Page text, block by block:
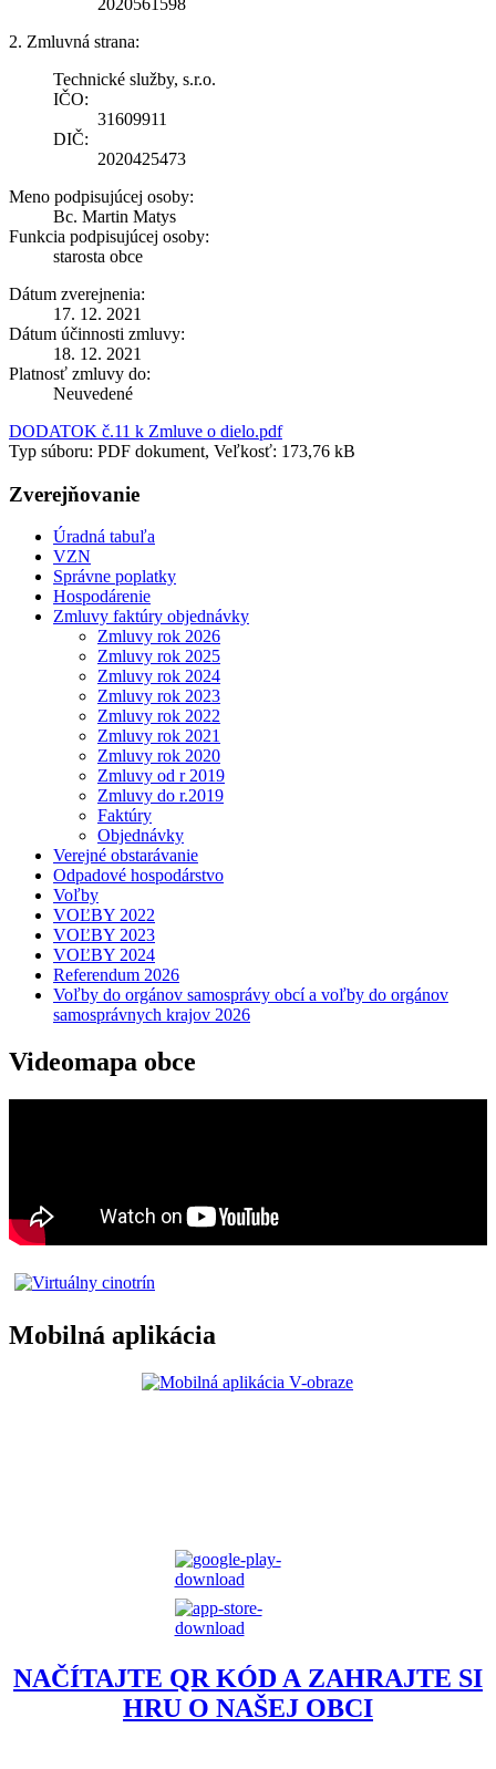
2. Zmluvná strana:
Technické služby, s.r.o.
IČO:
31609911
DIČ:
2020425473
Meno podpisujúcej osoby:
Bc. Martin Matys
Funkcia podpisujúcej osoby:
starosta obce
Dátum zverejnenia:
17. 12. 2021
Dátum účinnosti zmluvy:
18. 12. 2021
Platnosť zmluvy do:
Neuvedené
DODATOK č.11 k Zmluve o dielo.pdf
Typ súboru: PDF dokument, Veľkosť: 173,76 kB
Zverejňovanie
Úradná tabuľa
VZN
Správne poplatky
Hospodárenie
Zmluvy faktúry objednávky
Zmluvy rok 2026
Zmluvy rok 2025
Zmluvy rok 2024
Zmluvy rok 2023
Zmluvy rok 2022
Zmluvy rok 2021
Zmluvy rok 2020
Zmluvy od r 2019
Zmluvy do r.2019
Faktúry
Objednávky
Verejné obstarávanie
Odpadové hospodárstvo
Voľby
VOĽBY 2022
VOĽBY 2023
VOĽBY 2024
Referendum 2026
Voľby do orgánov samosprávy obcí a voľby do orgánov
samosprávnych krajov 2026
Videomapa obce
Mobilná aplikácia
NAČÍTAJTE QR KÓD A ZAHRAJTE SI
HRU O NAŠEJ OBCI